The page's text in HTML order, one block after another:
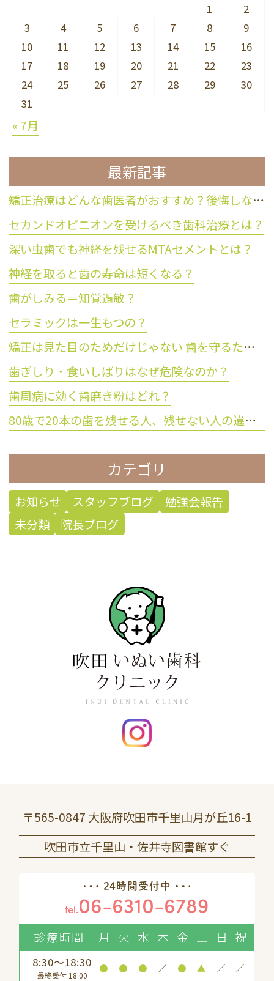
1
2
3
4 5 6 7 8
9
10
11 12 13 14 15
16
17
18 19 20 21 22
23
24
25 26 27 28 29
30
31
« 7月
最新記事
矯正治療はどんな歯医者がおすすめ？後悔しない歯科医院の選び方
セカンドオピニオンを受けるべき歯科治療とは？
深い虫歯でも神経を残せるMTAセメントとは？
神経を取ると歯の寿命は短くなる？
歯がしみる＝知覚過敏？
セラミックは一生もつの？
矯正は見た目のためだけじゃない 歯を守るために大切な理由とは？
歯ぎしり・食いしばりはなぜ危険なのか？
歯周病に効く歯磨き粉はどれ？
80歳で20本の歯を残せる人、残せない人の違いとは？
カテゴリ
お知らせ スタッフブログ
勉強会報告
未分類
院長ブログ
〒565-0847 大阪府吹田市千里山月が丘16-1
吹田市立千里山・佐井寺図書館すぐ
24時間受付中
tel.06-6310-6789
診療時間 月 火 水 木 金 土 日 祝
8:30～18:30
最終受付 18:00
● ● ● ／ ● ▲ ／ ／